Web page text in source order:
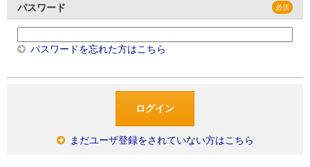
パスワード
パスワードを忘れた方はこちら
まだユーザ登録をされていない方はこちら